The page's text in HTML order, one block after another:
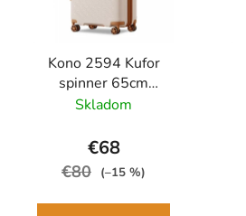
Kono 2594 Kufor
spinner 65cm
Béžová/Hnedá
Rozšíriteľný
Skladom
€68
€80 (–15 %)